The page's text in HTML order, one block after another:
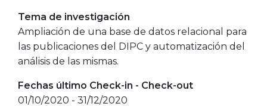
Tema de investigación
Ampliación de una base de datos relacional para
las publicaciones del DIPC y automatización del
análisis de las mismas.
Fechas último Check-in - Check-out
01/10/2020 - 31/12/2020